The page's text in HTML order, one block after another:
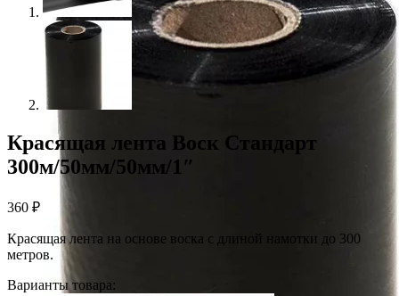
Красящая лента Воск Стандарт
300м/50мм/50мм/1″
360 ₽
Красящая лента на основе воска с длиной намотки до 300
метров.
Варианты товара: